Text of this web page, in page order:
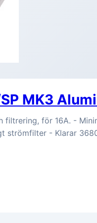
MK3
filtrering, för 16A. -
strömfilter - Klarar